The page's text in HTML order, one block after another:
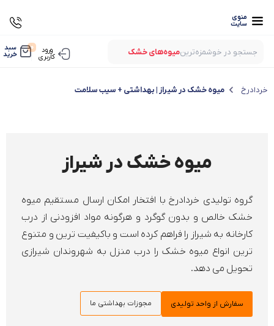
منوی
سایت
جستجو در خوشمزه‌ترینمیوه‌های خشک
لواشک‌های ارگانیک
ورود
کاربری
0 سبد
خرید
خردادرخ میوه خشک در شیراز | بهداشتی + سیب سلامت
میوه خشک در شیراز
گروه تولیدی خردادرخ با افتخار امکان ارسال مستقیم میوه
خشک خالص و بدون گوگرد و هرگونه مواد افزودنی از درب
کارخانه به شیراز را فراهم کرده است و باکیفیت ترین و متنوع
ترین انواع میوه خشک را درب منزل به شهروندان شیرازی
تحویل می دهد.
سفارش از واحد تولیدی مجوزات بهداشتی ما